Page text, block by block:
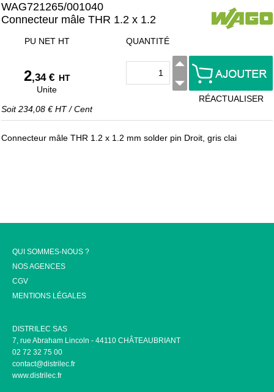
WAG721265/001040
Connecteur mâle THR 1.2 x 1.2
PU NET HT
2,34 € HT
Unite
Soit234,08 € HT/Cent
QUANTITÉ
RÉACTUALISER
Connecteur mâle THR 1.2 x 1.2 mm solder pin Droit, gris clai
QUI SOMMES-NOUS ?
NOS AGENCES
CGV
MENTIONS LÉGALES
DISTRILEC SAS
7, rue Abraham Lincoln - 44110 CHÂTEAUBRIANT
02 72 32 75 00
contact@distrilec.fr
www.distrilec.fr